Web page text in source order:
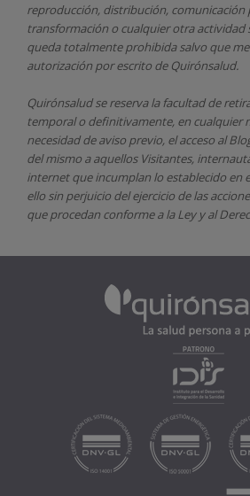
reproducción, distribución, comunicación
transformación o cualquier otra actividad
queda totalmente prohibida salvo que
autorización por escrito de Quirónsalud.
Quirónsaludse reserva la facultad de
temporal o definitivamente, en cualquier
necesidad de aviso previo, el acceso al
del mismo a aquellos Visitantes,
internet que incumplan lo establecido en
ello sin perjuicio del ejercicio de las
que procedan conforme a la Ley y al